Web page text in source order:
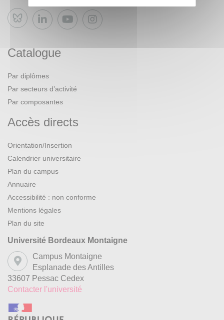
Bluesky
Catalogue
Par diplômes
Par secteurs d’activité
Par composantes
Accès directs
Orientation/Insertion
Calendrier universitaire
Plan du campus
Annuaire
Accessibilité : non conforme
Mentions légales
Plan du site
Université Bordeaux Montaigne
Campus Montaigne
Esplanade des Antilles
33607 Pessac Cedex
Contacter l'université